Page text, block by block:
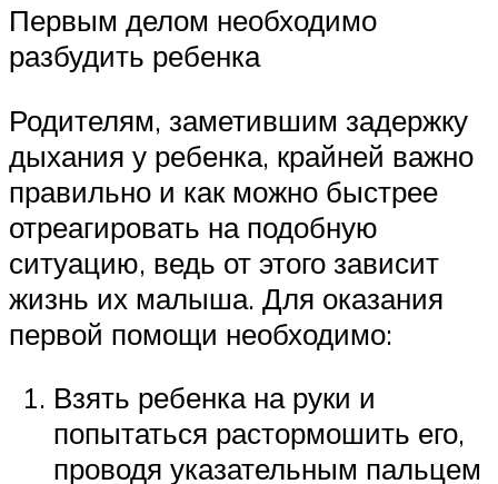
Первым делом необходимо
разбудить ребенка
Родителям, заметившим задержку
дыхания у ребенка, крайней важно
правильно и как можно быстрее
отреагировать на подобную
ситуацию, ведь от этого зависит
жизнь их малыша. Для оказания
первой помощи необходимо:
Взять ребенка на руки и
попытаться растормошить его,
проводя указательным пальцем